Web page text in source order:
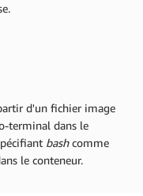
d'un fichier image
terminal dans le
bashcomme
le conteneur.